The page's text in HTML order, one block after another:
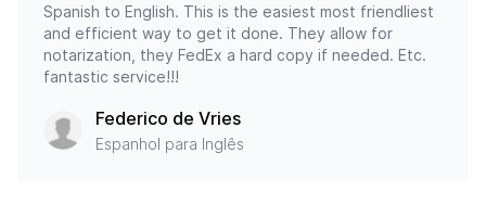
Spanish to English. This is the easiest most friendliest
and efficient way to get it done. They allow for
notarization, they FedEx a hard copy if needed. Etc.
fantastic service!!!
Federico de Vries
Espanhol para Inglês